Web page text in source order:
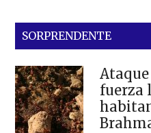
SORPRENDENTE
fuerza